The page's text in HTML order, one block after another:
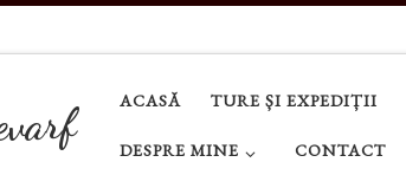
ACASĂ TURE ȘI EXPEDIȚII
DESPRE MINE CONTACT